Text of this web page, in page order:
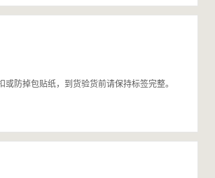
或防掉包贴纸，到货验货前请保持标签完整。